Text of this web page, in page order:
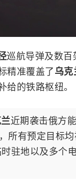
巡航导弹及数百
精准覆盖了乌克
的铁路枢纽。
近期袭击俄方
所有预定目标均
驻地以及多个